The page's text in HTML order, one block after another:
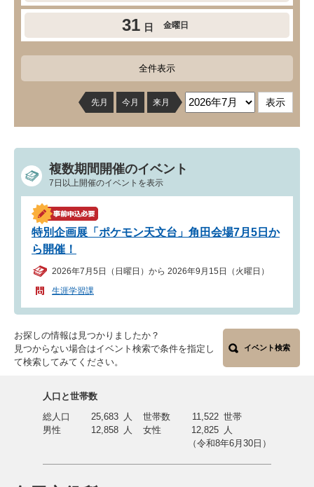
31 日 金曜日
全件表示
先月 今月 来月
複数期間開催のイベント
7日以上開催のイベントを表示
特別企画展「ポケモン天文台」角田会場7月5日か
ら開催！
2026年7月5日（日曜日）から 2026年9月15日（火曜日）
生涯学習課
お探しの情報は見つかりましたか？
見つからない場合はイベント検索で条件を指定し
て検索してみてください。
イベント検索
人口と世帯数
総人口
25,683 人 世帯数 11,522 世帯
男性
12,858 人 女性 12,825 人
（令和8年6月30日）